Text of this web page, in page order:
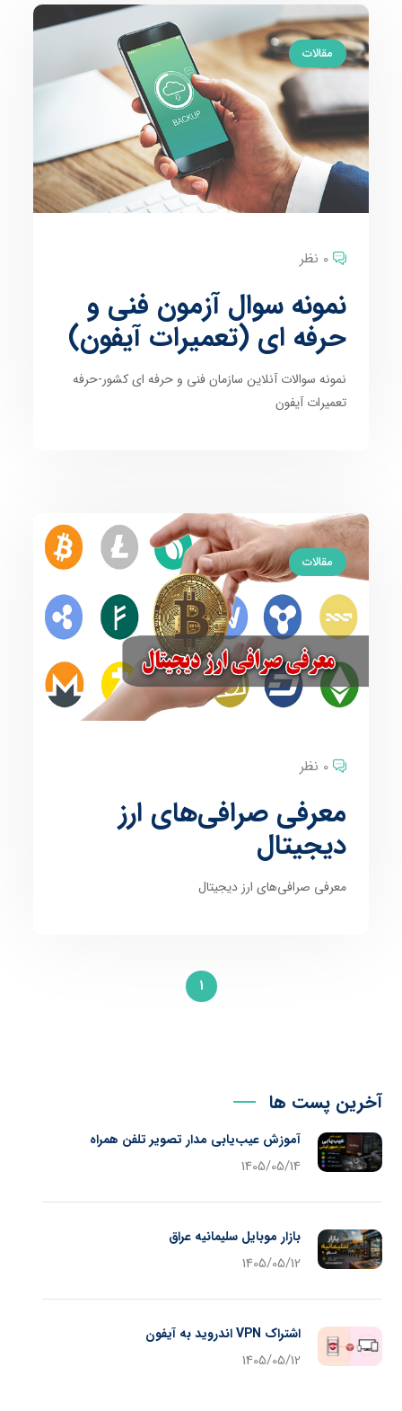
مقالات
0 نظر
نمونه سوال آزمون فنی و
حرفه ای (تعمیرات آیفون)
نمونه سوالات آنلاین سازمان فنی و حرفه ای کشور-حرفه
تعمیرات آیفون
مقالات
0 نظر
معرفی صرافی‌‌های ارز
دیجیتال
معرفی صرافی‌‌های ارز دیجیتال
1
آخرین پست ها
آموزش عیب‌یابی مدار تصویر تلفن همراه
1405/05/14
بازار موبایل سلیمانیه عراق
1405/05/12
اشتراک VPN اندروید به آیفون
1405/05/12